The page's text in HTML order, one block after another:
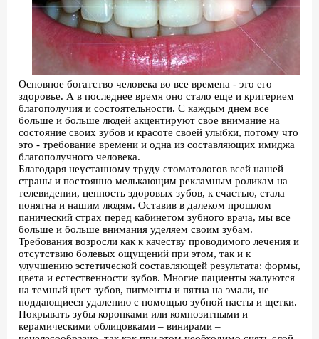
Основное богатство человека во все времена - это его
здоровье. А в последнее время оно стало еще и критерием
благополучия и состоятельности. С каждым днем все
больше и больше людей акцентируют свое внимание на
состояние своих зубов и красоте своей улыбки, потому что
это - требование времени и одна из составляющих имиджа
благополучного человека.
Благодаря неустанному труду стоматологов всей нашей
страны и постоянно мелькающим рекламным роликам на
телевидении, ценность здоровых зубов, к счастью, стала
понятна и нашим людям. Оставив в далеком прошлом
панический страх перед кабинетом зубного врача, мы все
больше и больше внимания уделяем своим зубам.
Требования возросли как к качеству проводимого лечения и
отсутствию болевых ощущений при этом, так и к
улучшению эстетической составляющей результата: формы,
цвета и естественности зубов. Многие пациенты жалуются
на темный цвет зубов, пигменты и пятна на эмали, не
поддающиеся удалению с помощью зубной пасты и щетки.
Покрывать зубы коронками или композитными и
керамическими облицовками – винирами –